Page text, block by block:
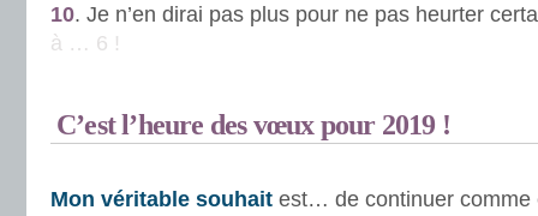
10. Je n’en dirai pas plus pour ne pas heurter
à … 6 !
C’est l’heure des vœux pour 2019 !
Mon véritable souhait est… de continuer comme